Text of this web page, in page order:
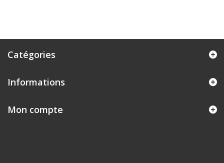
Catégories
Informations
Mon compte